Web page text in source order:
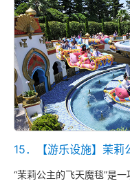
15．【游乐设施】茉莉
“茉莉公主的飞天魔毯”是